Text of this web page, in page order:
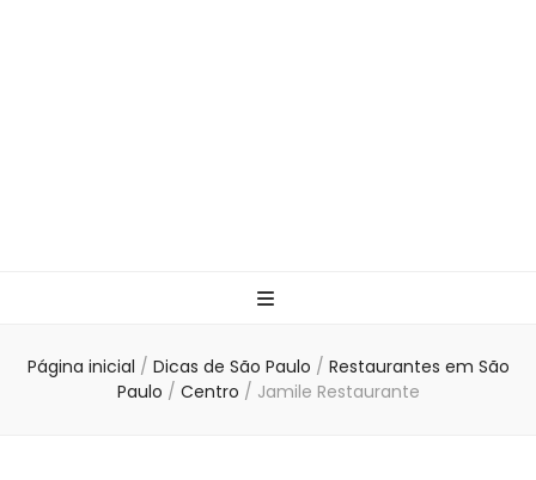
Página inicial / Dicas de São Paulo / Restaurantes em São
Paulo / Centro / Jamile Restaurante